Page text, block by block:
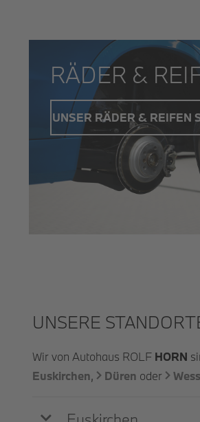
RÄDER &
UNSER RÄDER & REIFEN
UNSERE
Wir von Autohaus ROLF HORN
Euskirchen, Düren oder